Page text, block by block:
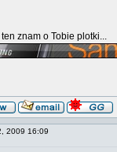
znam o Tobie plotki...
2009 16:09